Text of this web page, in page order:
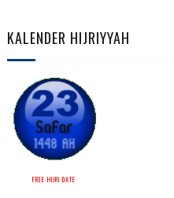
KALENDER HIJRIYYAH
FREE HIJRI DATE